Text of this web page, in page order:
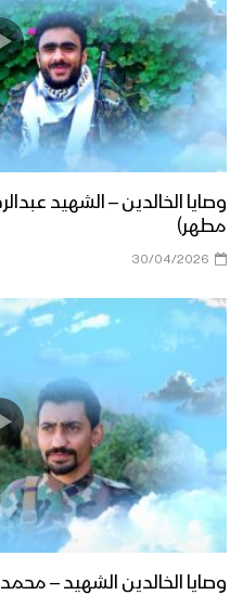
وصايا الخالدين – الشهيد
مطهر)
30/04/2026
وصايا الخالدين الشهيد –